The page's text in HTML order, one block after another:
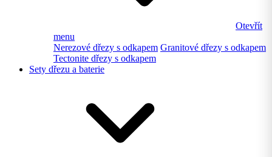
Otevřít
menu
Nerezové dřezy s odkapem Granitové dřezy s odkapem
Tectonite dřezy s odkapem
Sety dřezu a baterie